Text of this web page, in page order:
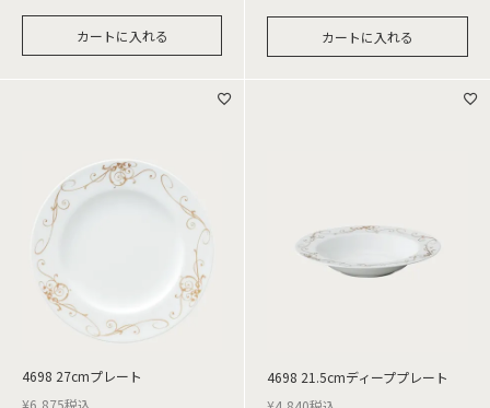
カートに入れる カートに入れる
4698 27cmプレート
¥6,875税込
4698 21.5cmディーププレート